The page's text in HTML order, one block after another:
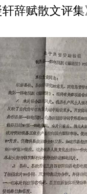
辞赋散文评